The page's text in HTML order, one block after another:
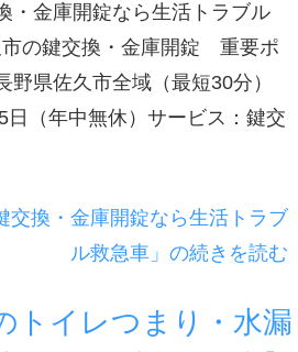
・金庫開錠なら生活トラブル
の鍵交換・金庫開錠 重要ポ
野県佐久市全域（最短30分）
日（年中無休）サービス：鍵交
交換・金庫開錠なら生活トラブ
ル救急車」の続きを読む
トイレつまり・水漏